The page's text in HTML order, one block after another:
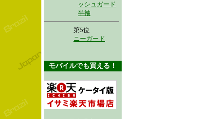
ッシュガード
半袖
第5位
ニーガード
モバイルでも買える！